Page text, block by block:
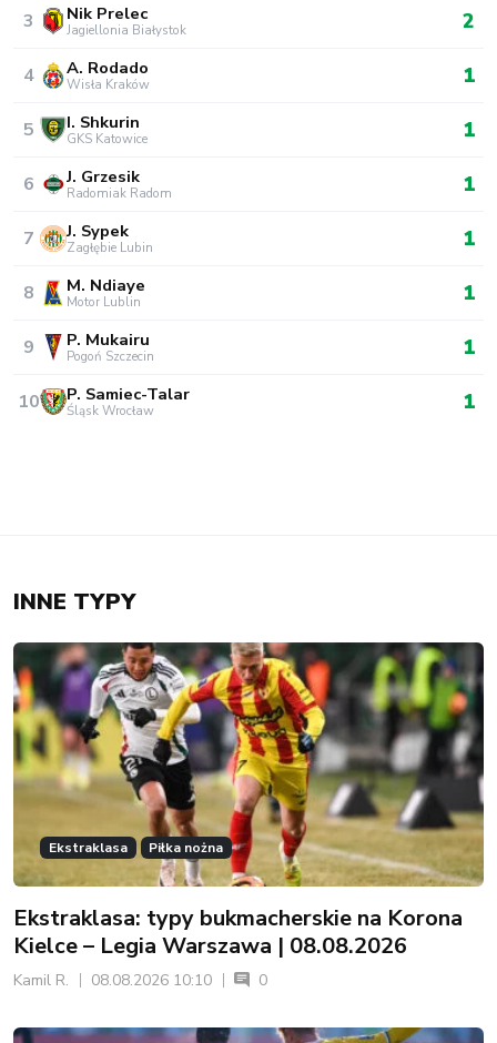
3 Nik Prelec
Jagiellonia Białystok 2
4 A. Rodado
Wisła Kraków 1
5 I. Shkurin
GKS Katowice 1
6 J. Grzesik
Radomiak Radom 1
7 J. Sypek
Zagłębie Lubin 1
8 M. Ndiaye
Motor Lublin 1
9 P. Mukairu
Pogoń Szczecin 1
10 P. Samiec-Talar
Śląsk Wrocław 1
INNE TYPY
Ekstraklasa Piłka nożna
Ekstraklasa: typy bukmacherskie na Korona
Kielce – Legia Warszawa | 08.08.2026
Kamil R. 08.08.2026 10:10 0